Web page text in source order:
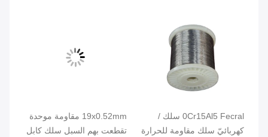
0Cr15Al5 Fecral سلك /
كهربائيّ سلك مقاومة للحرارة
19x0.52mm مقاومة موحدة
تقطعت بهم السبل سلك كابل